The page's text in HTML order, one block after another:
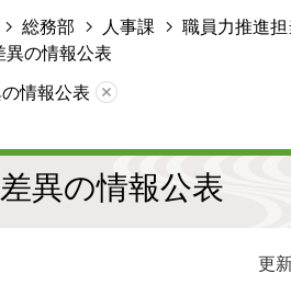
総務部 人事課 職員力推進担
の情報公表
情報公表
異の情報公表
更